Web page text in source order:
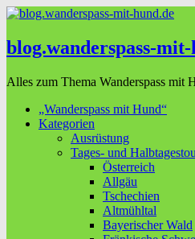
blog.wanderspass-
Alles zum Thema Wanderspass mit
„Wanderspass mit Hund“
Kategorien
Ausrüstung
Tages- und
Österreich
Allgäu
Tschechien
Altmühltal
Bayerischer Wald